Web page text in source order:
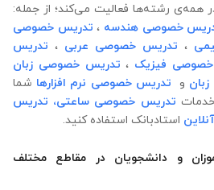
رشته‌ها فعالیت می‌کند؛ از جمله:
خصوصی هندسه ، تدریس خصوصی
، تدریس خصوصی عربی ، تدریس
فیزیک ، تدریس خصوصی زبان
و تدریس خصوصی نرم افزارها شما
تدریس خصوصی ساعتی، تدریس
استادبانک استفاده کنید.
و دانشجویان در مقاطع مختلف